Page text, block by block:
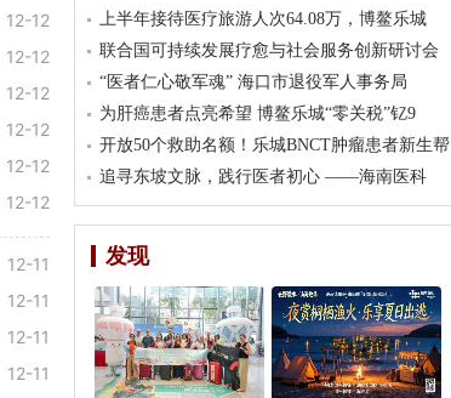
12-12
12-12
12-12
12-12
12-12
12-12
12-11
12-11
12-11
12-11
上半年接待医疗旅游人次64.08万，博鳌乐城
联合国可持续发展疗愈与社会服务创新研讨会
“医者仁心敬军魂” 海口市退役军人事务局
为肝癌患者点亮希望 博鳌乐城“零关税”钇9
开放50个救助名额！乐城BNCT肿瘤患者新生帮
追寻东坡文脉，践行医者初心 ——海南医科
发现